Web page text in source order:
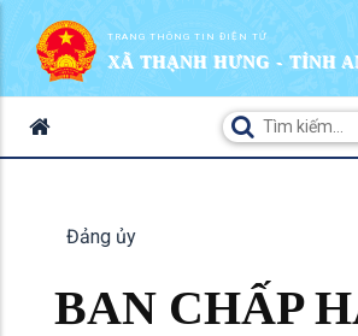
TRANG THÔNG TIN ĐIỆN TỬ
XÃ THẠNH HƯNG - TỈNH
Đảng ủy
BAN CHẤP